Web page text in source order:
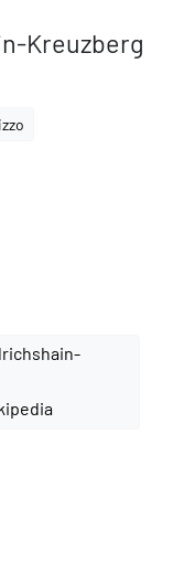
Kreuzberg